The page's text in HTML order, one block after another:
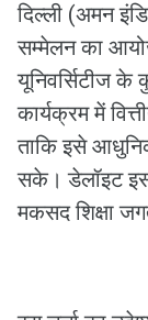
दिल्ली (अमन
सम्मेलन का
यूनिवर्सिटीज
कार्यक्रम में
ताकि इसे
सके। डेलॉइट इस
मकसद शिक्षा